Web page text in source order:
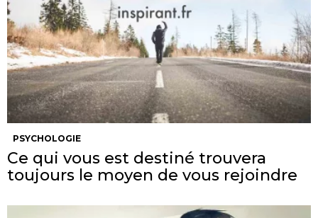
PSYCHOLOGIE
Ce qui vous est destiné trouvera
toujours le moyen de vous rejoindre